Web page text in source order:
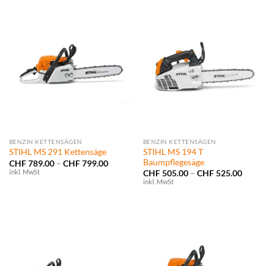
BENZIN KETTENSÄGEN
STIHL MS 291 Kettensäge
CHF789.00 – CHF799.00Preisspanne:
CHF 789.00
CHF 799.00
inkl. MwSt
BENZIN KETTENSÄGEN
STIHL MS 194 T
Baumpflegesäge
CHF505.00 – CHF525.00
inkl. MwSt